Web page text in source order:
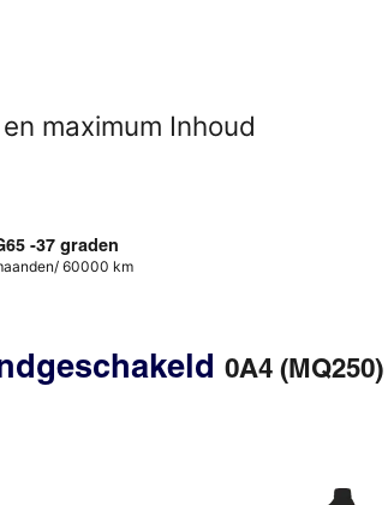
maximum Inhoud
-37 graden
60000 km
0A4 (MQ250)